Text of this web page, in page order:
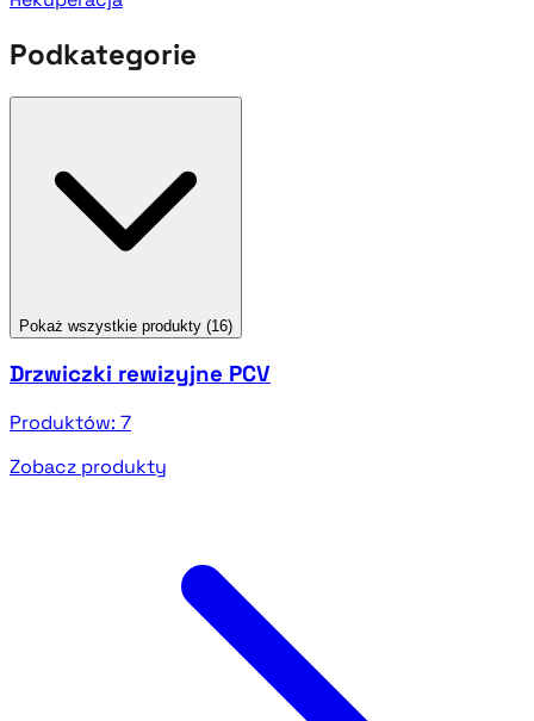
Podkategorie
Pokaż wszystkie produkty (16)
Drzwiczki rewizyjne PCV
Produktów: 7
Zobacz produkty